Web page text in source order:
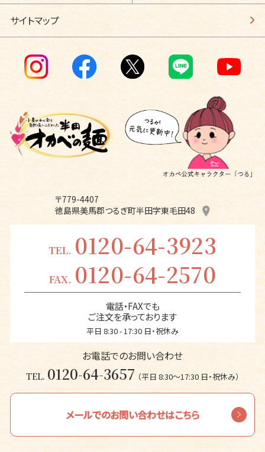
サイトマップ
〒779-4407
徳島県美馬郡つるぎ町半田字東毛田48
TEL. 0120-64-3923
FAX. 0120-64-2570
電話・FAXでも
ご注文を承っております
平日 8:30 - 17:30 日・祝休み
お電話でのお問い合わせ
TEL. 0120-64-3657 （平日 8:30〜17:30 日・祝休み）
メールでのお問い合わせはこちら